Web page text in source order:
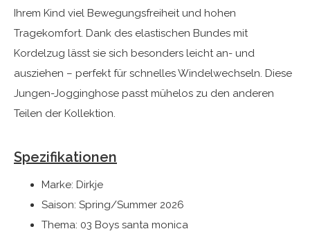
Ihrem Kind viel Bewegungsfreiheit und hohen
Tragekomfort. Dank des elastischen Bundes mit
Kordelzug lässt sie sich besonders leicht an- und
ausziehen – perfekt für schnelles Windelwechseln. Diese
Jungen-Jogginghose passt mühelos zu den anderen
Teilen der Kollektion.
Spezifikationen
Marke: Dirkje
Saison: Spring/Summer 2026
Thema: 03 Boys santa monica